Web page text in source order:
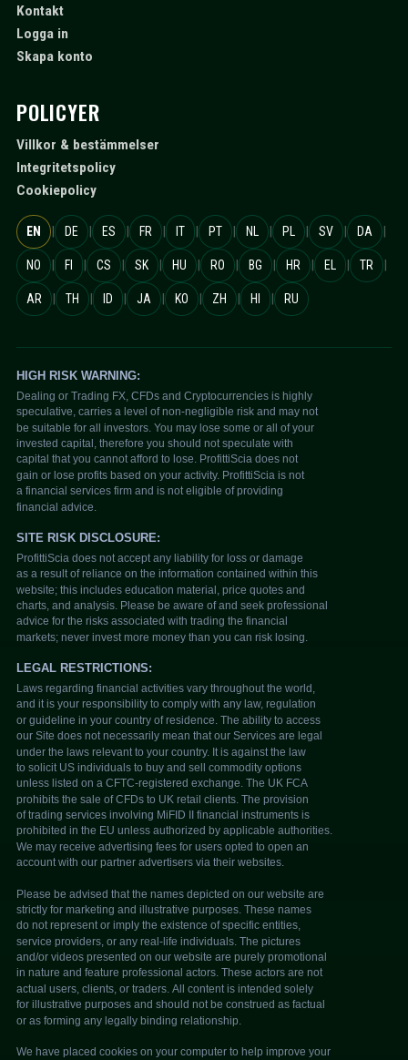
Kontakt
Logga in
Skapa konto
POLICYER
Villkor & bestämmelser
Integritetspolicy
Cookiepolicy
EN | DE | ES | FR | IT | PT | NL | PL | SV | DA |
NO | FI | CS | SK | HU | RO | BG | HR | EL | TR |
AR | TH | ID | JA | KO | ZH | HI | RU